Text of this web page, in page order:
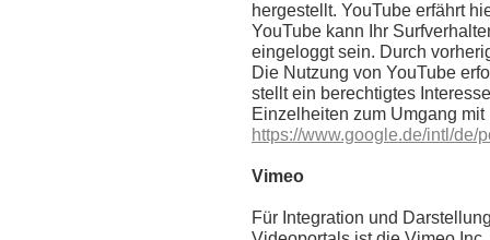
hergestellt. YouTube erfährt
YouTube kann Ihr
eingeloggt sein. Durch
Die Nutzung von YouTube
stellt ein berechtigtes
Einzelheiten zum Umgang
https://www.google.de/intl/de/
Vimeo
Für Integration und